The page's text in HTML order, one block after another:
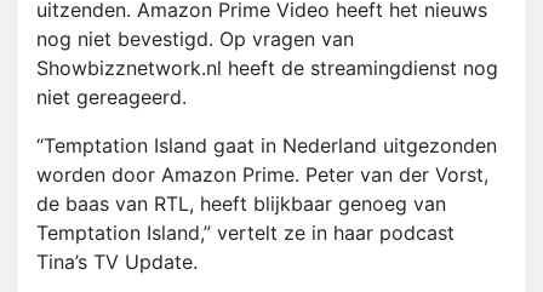
uitzenden. Amazon Prime Video heeft het nieuws
nog niet bevestigd. Op vragen van
Showbizznetwork.nl heeft de streamingdienst nog
niet gereageerd.
“Temptation Island gaat in Nederland uitgezonden
worden door Amazon Prime. Peter van der Vorst,
de baas van RTL, heeft blijkbaar genoeg van
Temptation Island,” vertelt ze in haar podcast
Tina’s TV Update.